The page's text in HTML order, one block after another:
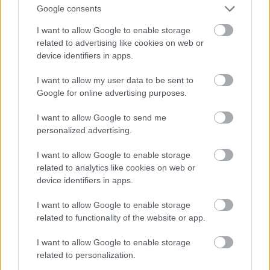
Google consents
I want to allow Google to enable storage
related to advertising like cookies on web or
device identifiers in apps.
I want to allow my user data to be sent to
Google for online advertising purposes.
I want to allow Google to send me
personalized advertising.
I want to allow Google to enable storage
related to analytics like cookies on web or
device identifiers in apps.
I want to allow Google to enable storage
related to functionality of the website or app.
I want to allow Google to enable storage
related to personalization.
VAGY
Independent1956
12 éve
A Hír Tv-től minden kitelik. Néhány évvel ezelőtt,
holokauszt emléknap. Az Andrássy úton volt a
felvonulás, az egyik mellékutca torkolatánál egyszer
csak megjelent a Hír TV ismert riportere és egy